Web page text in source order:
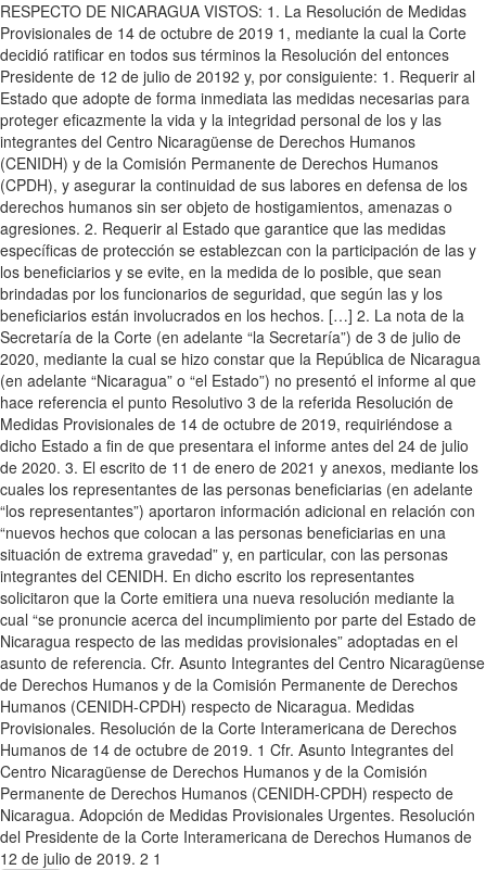
RESPECTO DE NICARAGUA VISTOS: 1. La Resolución de Medidas
Provisionales de 14 de octubre de 2019 1, mediante la cual la Corte
decidió ratificar en todos sus términos la Resolución del entonces
Presidente de 12 de julio de 20192 y, por consiguiente: 1. Requerir al
Estado que adopte de forma inmediata las medidas necesarias para
proteger eficazmente la vida y la integridad personal de los y las
integrantes del Centro Nicaragüense de Derechos Humanos
(CENIDH) y de la Comisión Permanente de Derechos Humanos
(CPDH), y asegurar la continuidad de sus labores en defensa de los
derechos humanos sin ser objeto de hostigamientos, amenazas o
agresiones. 2. Requerir al Estado que garantice que las medidas
específicas de protección se establezcan con la participación de las y
los beneficiarios y se evite, en la medida de lo posible, que sean
brindadas por los funcionarios de seguridad, que según las y los
beneficiarios están involucrados en los hechos. […] 2. La nota de la
Secretaría de la Corte (en adelante “la Secretaría”) de 3 de julio de
2020, mediante la cual se hizo constar que la República de Nicaragua
(en adelante “Nicaragua” o “el Estado”) no presentó el informe al que
hace referencia el punto Resolutivo 3 de la referida Resolución de
Medidas Provisionales de 14 de octubre de 2019, requiriéndose a
dicho Estado a fin de que presentara el informe antes del 24 de julio
de 2020. 3. El escrito de 11 de enero de 2021 y anexos, mediante los
cuales los representantes de las personas beneficiarias (en adelante
“los representantes”) aportaron información adicional en relación con
“nuevos hechos que colocan a las personas beneficiarias en una
situación de extrema gravedad” y, en particular, con las personas
integrantes del CENIDH. En dicho escrito los representantes
solicitaron que la Corte emitiera una nueva resolución mediante la
cual “se pronuncie acerca del incumplimiento por parte del Estado de
Nicaragua respecto de las medidas provisionales” adoptadas en el
asunto de referencia. Cfr. Asunto Integrantes del Centro Nicaragüense
de Derechos Humanos y de la Comisión Permanente de Derechos
Humanos (CENIDH-CPDH) respecto de Nicaragua. Medidas
Provisionales. Resolución de la Corte Interamericana de Derechos
Humanos de 14 de octubre de 2019. 1 Cfr. Asunto Integrantes del
Centro Nicaragüense de Derechos Humanos y de la Comisión
Permanente de Derechos Humanos (CENIDH-CPDH) respecto de
Nicaragua. Adopción de Medidas Provisionales Urgentes. Resolución
del Presidente de la Corte Interamericana de Derechos Humanos de
12 de julio de 2019. 2 1